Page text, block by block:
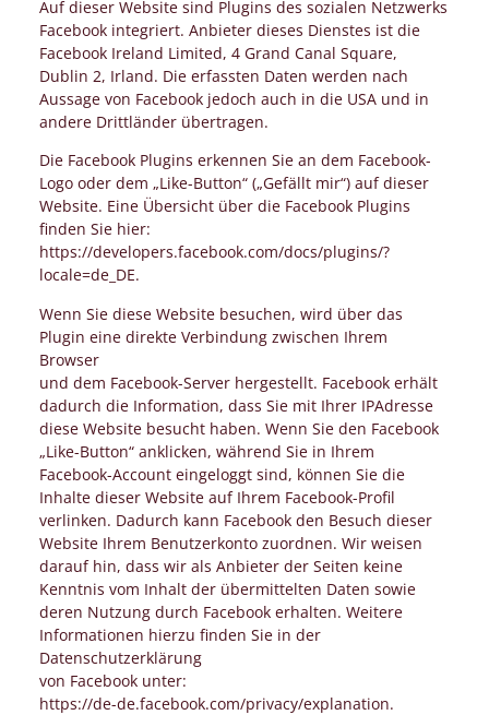
Auf dieser Website sind Plugins des sozialen Netzwerks
Facebook integriert. Anbieter dieses Dienstes ist die
Facebook Ireland Limited, 4 Grand Canal Square,
Dublin 2, Irland. Die erfassten Daten werden nach
Aussage von Facebook jedoch auch in die USA und in
andere Drittländer übertragen.
Die Facebook Plugins erkennen Sie an dem Facebook-
Logo oder dem „Like-Button“ („Gefällt mir“) auf dieser
Website. Eine Übersicht über die Facebook Plugins
finden Sie hier:
https://developers.facebook.com/docs/plugins/?
locale=de_DE.
Wenn Sie diese Website besuchen, wird über das
Plugin eine direkte Verbindung zwischen Ihrem
Browser
und dem Facebook-Server hergestellt. Facebook erhält
dadurch die Information, dass Sie mit Ihrer IPAdresse
diese Website besucht haben. Wenn Sie den Facebook
„Like-Button“ anklicken, während Sie in Ihrem
Facebook-Account eingeloggt sind, können Sie die
Inhalte dieser Website auf Ihrem Facebook-Profil
verlinken. Dadurch kann Facebook den Besuch dieser
Website Ihrem Benutzerkonto zuordnen. Wir weisen
darauf hin, dass wir als Anbieter der Seiten keine
Kenntnis vom Inhalt der übermittelten Daten sowie
deren Nutzung durch Facebook erhalten. Weitere
Informationen hierzu finden Sie in der
Datenschutzerklärung
von Facebook unter:
https://de-de.facebook.com/privacy/explanation.